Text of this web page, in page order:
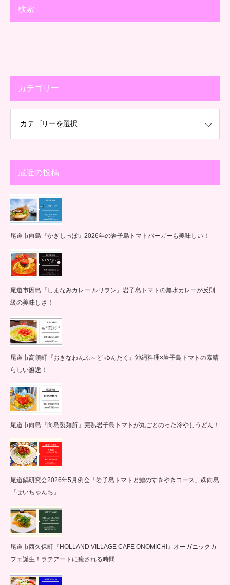
検索
カテゴリー
最近の投稿
尾道市向島『かぎしっぽ』2026年の岩子島トマトバーガーも美味しい！
尾道市因島『しまなみカレー ルリヲン』岩子島トマトの無水カレーが反則
級の美味しさ！
尾道市高須町『おきなわんふ～ど ゆんたく』沖縄料理×岩子島トマトの素晴
らしい邂逅！
尾道市向島『向島製麺所』完熟岩子島トマトが丸ごとのった冷やしうどん！
尾道鍋研究会2026年5月例会「岩子島トマトと鱧のすきやきコース」@向島
『せいちゃんち』
尾道市西久保町『HOLLAND VILLAGE CAFE ONOMICHI』オーガニックカ
フェ誕生！ラテアートに癒される時間